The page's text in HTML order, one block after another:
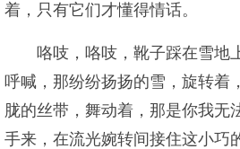
着，只有它们才懂得情话。
咯吱，咯吱，靴子踩在雪地
呼喊，那纷纷扬扬的雪，旋转着
胧的丝带，舞动着，那是你我无
手来，在流光婉转间接住这小巧